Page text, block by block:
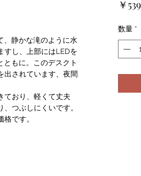
、静かな滝のように水
すし、上部にはLEDを
もに。このデスクト
出されています、夜間
ており、軽くて丈夫
つぶしにくいです。
です。
￥539
数量 *